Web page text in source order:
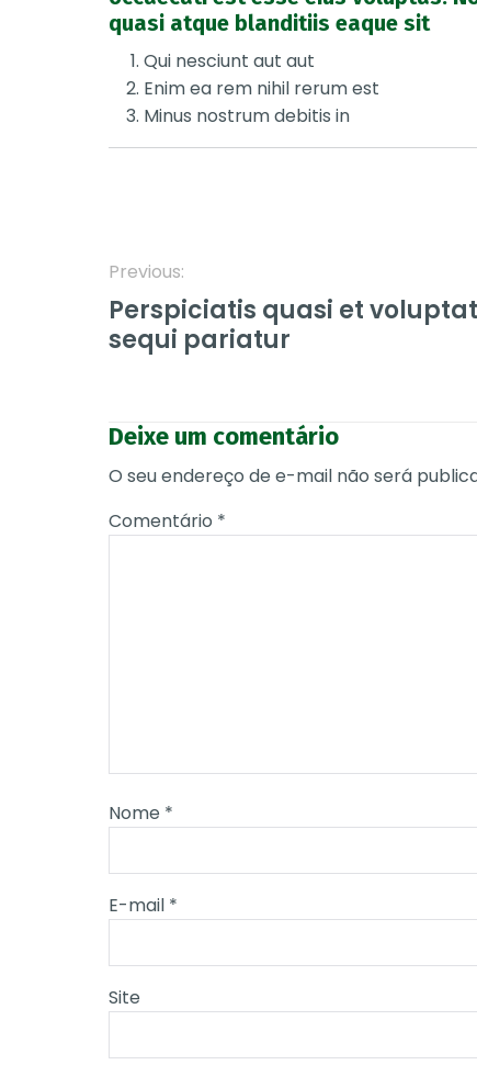
quasi atque blanditiis eaque sit
Qui nesciunt aut aut
Enim ea rem nihil rerum est
Minus nostrum debitis in
Navegação
de
Post
Previous:
Perspiciatis quasi et
sequi pariatur
Deixe um comentário
O seu endereço de e-mail não será
Comentário *
Nome *
E-mail *
Site